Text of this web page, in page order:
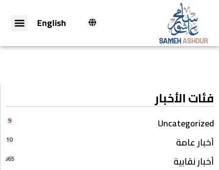
English
فئات الأخبار
Uncategorized
9
أخبار عامة 10
أخبار نقابية 665